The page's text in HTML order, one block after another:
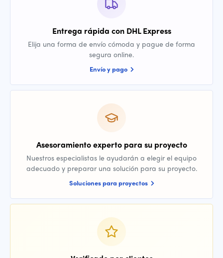
Entrega rápida con DHL Express
Elija una forma de envío cómoda y pague de forma
segura online.
Envío y pago
Asesoramiento experto para su proyecto
Nuestros especialistas le ayudarán a elegir el equipo
adecuado y preparar una solución para su proyecto.
Soluciones para proyectos